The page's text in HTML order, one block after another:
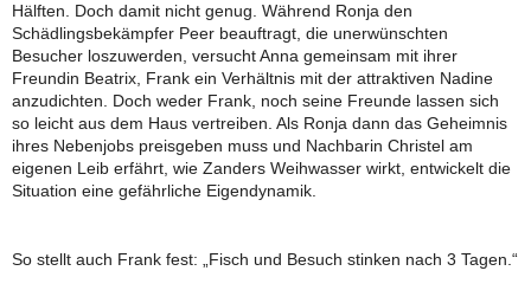
Ein Glück, dass es Fortuna
gibt
Begeisterte Ahnen
Mister Godseys Hupe
Hälften. Doch damit nicht genug. Während Ronja den
Schädlingsbekämpfer Peer beauftragt, die unerwünschten
Besucher loszuwerden, versucht Anna gemeinsam mit ihrer
Freundin Beatrix, Frank ein Verhältnis mit der attraktiven Nadine
anzudichten. Doch weder Frank, noch seine Freunde lassen sich
so leicht aus dem Haus vertreiben. Als Ronja dann das Geheimnis
ihres Nebenjobs preisgeben muss und Nachbarin Christel am
eigenen Leib erfährt, wie Zanders Weihwasser wirkt, entwickelt die
Situation eine gefährliche Eigendynamik.
So stellt auch Frank fest: „Fisch und Besuch stinken nach 3 Tagen.“